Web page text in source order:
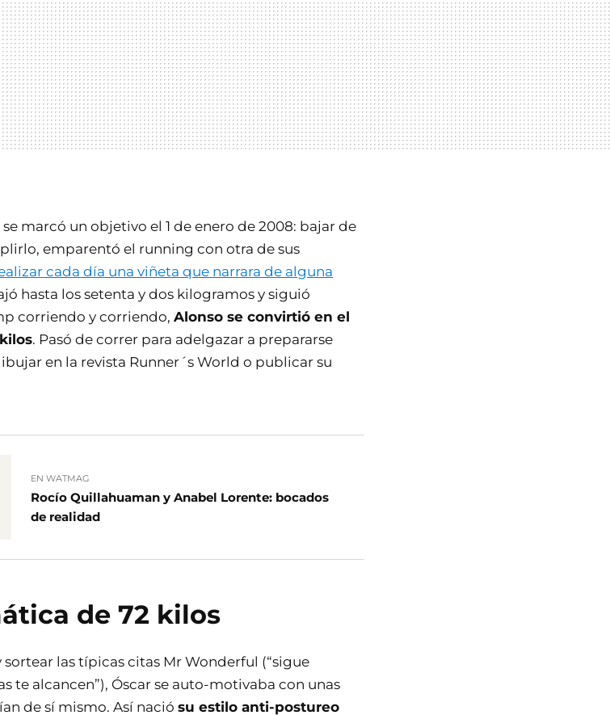
marcó un objetivo el 1 de enero de 2008: bajar de
emparentó el running con otra de sus
cada día una viñeta que narrara de alguna
hasta los setenta y dos kilogramos y siguió
corriendo y corriendo, Alonso se convirtió en el
. Pasó de correr para adelgazar a prepararse
en la revista Runner´s World o publicar su
EN WATMAG
Rocío Quillahuaman y Anabel Lorente: bocados
de realidad
de 72 kilos
sortear las típicas citas Mr Wonderful (“sigue
te alcancen”), Óscar se auto-motivaba con unas
de sí mismo. Así nació su estilo anti-postureo